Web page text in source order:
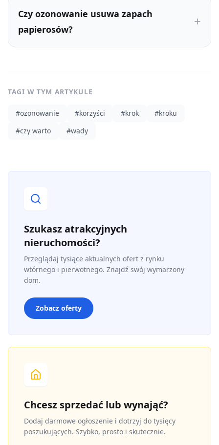
Czy ozonowanie usuwa zapach
papierosów?
TAGI W TYM ARTYKULE
#ozonowanie #korzyści #krok #kroku
#czy warto #wady
Szukasz atrakcyjnych
nieruchomości?
Przeglądaj tysiące aktualnych ofert z rynku
wtórnego i pierwotnego. Znajdź swój wymarzony
dom.
Zobacz oferty
Chcesz sprzedać lub wynająć?
Dodaj darmowe ogłoszenie i dotrzyj do tysięcy
poszukujących. Szybko, prosto i skutecznie.